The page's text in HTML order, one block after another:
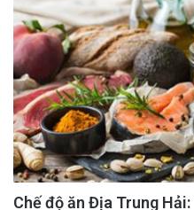
Chế độ ăn Địa Trung